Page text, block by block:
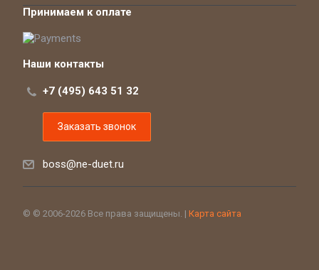
Принимаем к оплате
Наши контакты
+7 (495) 643 51 32
Заказать звонок
boss@ne-duet.ru
© © 2006-2026 Все права защищены. | Карта сайта